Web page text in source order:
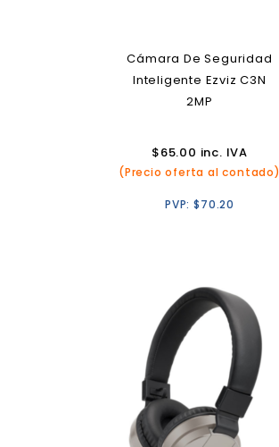
Cámara De Seguridad
Inteligente Ezviz C3N
2MP
$65.00 inc. IVA
(Precio oferta al contado)
PVP:$70.20